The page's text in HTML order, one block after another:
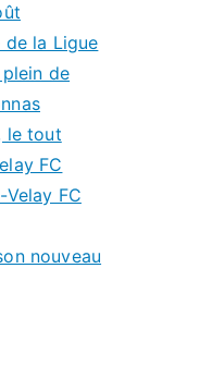
de la Ligue
de
le tout
FC
FC
nouveau